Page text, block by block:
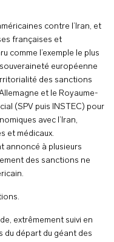
contre l’Iran, et
françaises et
comme l’exemple le plus
européenne
des sanctions
et le Royaume-
(SPV puis INSTEC) pour
avec l’Iran,
et médicaux.
annoncé à plusieurs
des sanctions ne
extrêmement suivi en
du départ du géant des